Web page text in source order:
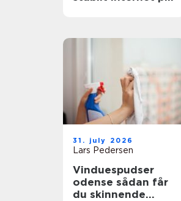
31. july 2026
Lars Pedersen
Vinduespudser
odense sådan får
du skinnende